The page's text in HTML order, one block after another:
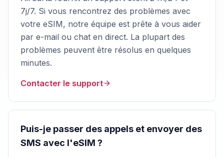
7j/7. Si vous rencontrez des problèmes avec
votre eSIM, notre équipe est prête à vous aider
par e-mail ou chat en direct. La plupart des
problèmes peuvent être résolus en quelques
minutes.
Contacter le support
Puis-je passer des appels et envoyer des
SMS avec l'eSIM ?